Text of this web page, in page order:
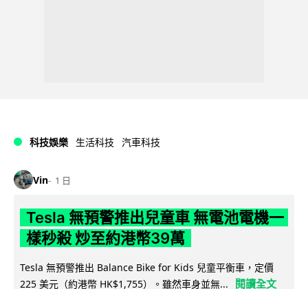
科技娛樂 生活科技 汽車科技
Vin 1 日
Tesla 無預警推出兒童車 無電池電機一
樣秒殺 炒至約港幣39萬
Tesla 無預警推出 Balance Bike for Kids 兒童平衡車，定價
225 美元（約港幣 HK$1,755）。雖然車身並無...
閱讀全文